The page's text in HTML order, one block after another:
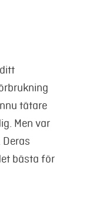
tätare
Men var
bästa för